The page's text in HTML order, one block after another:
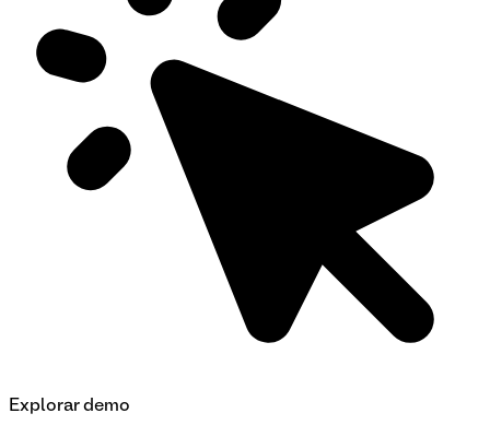
Explorar demo